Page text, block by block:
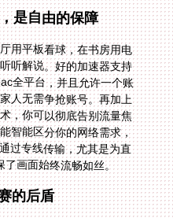
是自由的保障
用平板看球，在书房用电
听解说。好的加速器支持
全平台，并且允许一个账
人无需争抢账号。再加上
，你可以彻底告别流量焦
智能区分你的网络需求，
过专线传输，尤其是为直
画面始终流畅如丝。
的后盾